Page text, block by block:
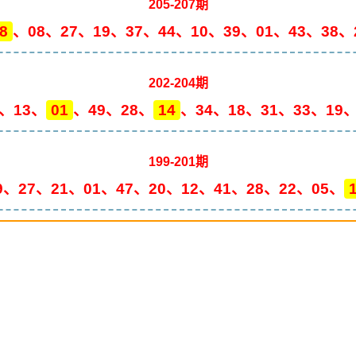
205-207期
、08、27、19、37、44、10、39、01、43、38
202-204期
13、 01 、49、28、 14 、34、18、31、33、19
199-201期
27、21、01、47、20、12、41、28、22、05、